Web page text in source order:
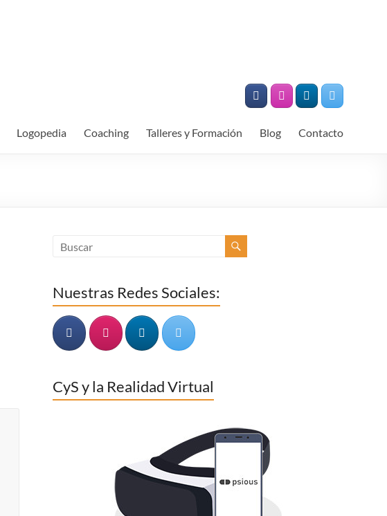
Logopedia Coaching Talleres y Formación Blog Contacto
Nuestras Redes Sociales:
CyS y la Realidad Virtual